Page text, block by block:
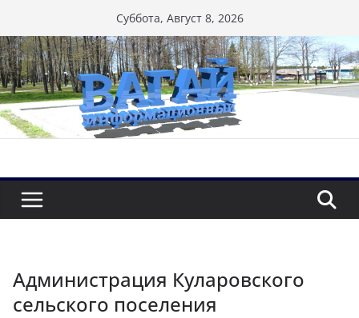
к
содержимому
Суббота, Август 8, 2026
Администрация Куларовского
сельского поселения